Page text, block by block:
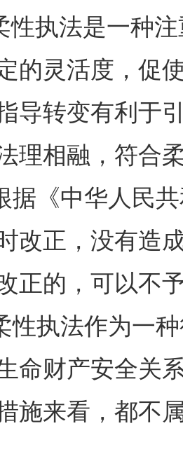
性执法是一种
的灵活度，促
导转变有利于
理相融，符合
据《中华人民
改正，没有造
正的，可以不
性执法作为一
命财产安全关
施来看，都不